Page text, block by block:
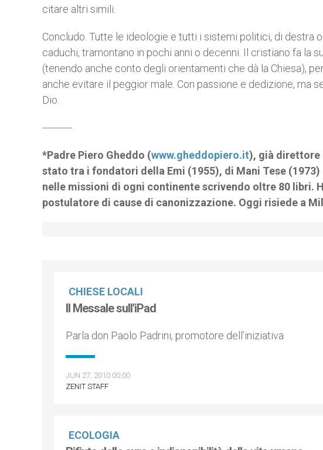
citare altri simili.
Concludo. Tutte le ideologie e tutti i sistemi politici, di destra
caduchi, tramontano in pochi anni o decenni. Il cristiano fa la
(tenendo anche conto degli orientamenti che dà la Chiesa),
anche evitare il peggior male. Con passione e dedizione, ma
Dio.
----------
*Padre Piero Gheddo (www.gheddopiero.it), già direttore
stato tra i fondatori della Emi (1955), di Mani Tese
nelle missioni di ogni continente scrivendo oltre 80 libri.
postulatore di cause di canonizzazione. Oggi risiede a
CHIESE LOCALI
Il Messale sull'iPad
Parla don Paolo Padrini, promotore dell’iniziativa
JUN 27, 2010 00:00
ZENIT STAFF
ECOLOGIA